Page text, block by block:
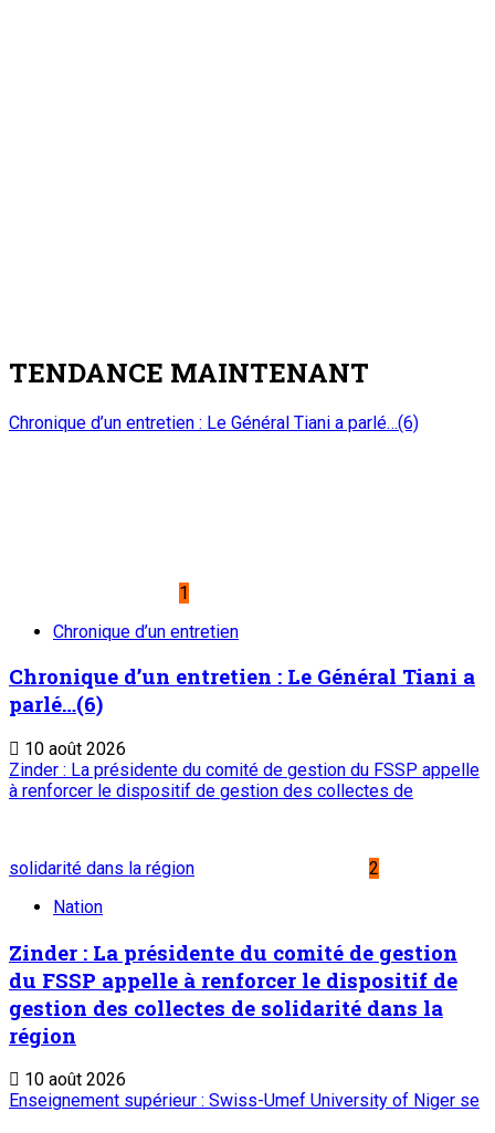
TENDANCE MAINTENANT
Chronique d’un entretien : Le Général Tiani a parlé…(6)
1
Chronique d’un entretien
Chronique d’un entretien : Le Général Tiani a
parlé…(6)
10 août 2026
Zinder : La présidente du comité de gestion du FSSP appelle
à renforcer le dispositif de gestion des collectes de
solidarité dans la région
2
Nation
Zinder : La présidente du comité de gestion
du FSSP appelle à renforcer le dispositif de
gestion des collectes de solidarité dans la
région
10 août 2026
Enseignement supérieur : Swiss-Umef University of Niger se